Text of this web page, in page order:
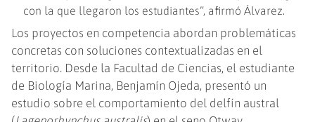
con la que llegaron los estudiantes”, afirmó Álvarez.
Los proyectos en competencia abordan problemáticas
concretas con soluciones contextualizadas en el
territorio. Desde la Facultad de Ciencias, el estudiante
de Biología Marina, Benjamín Ojeda, presentó un
estudio sobre el comportamiento del delfín austral